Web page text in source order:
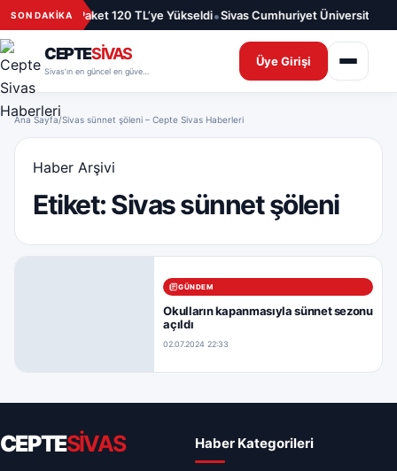
İçeriğe geç
SON DAKİKA
En Ucuz Paket 120 TL’ye Yükseldi•Sivas Cumhuriyet
CEPTESİVAS Üye Girişi
Ana Sayfa/Sivas sünnet şöleni – Cepte Sivas Haberleri
Haber Arşivi
Etiket:Sivas sünnet şöleni
GÜNDEM
Okulların kapanmasıyla sünnet sezonu
açıldı
02.07.2024 22:33
CEPTESİVAS Haber Kategorileri